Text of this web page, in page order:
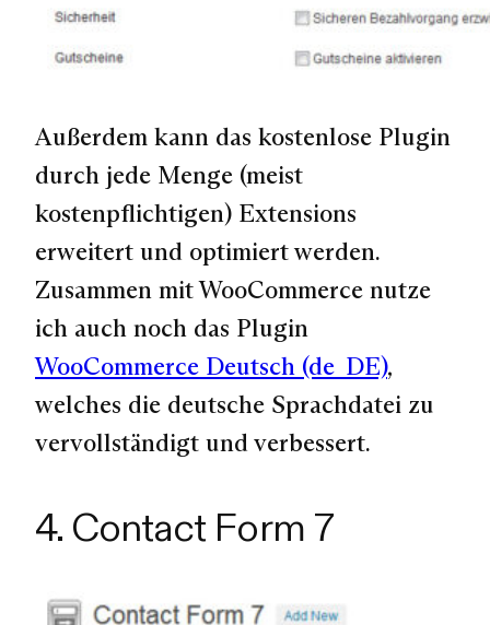
Außerdem kann das kostenlose Plugin
durch jede Menge (meist
kostenpflichtigen) Extensions
erweitert und optimiert werden.
Zusammen mit WooCommerce nutze
ich auch noch das Plugin
WooCommerce Deutsch (de_DE),
welches die deutsche Sprachdatei zu
vervollständigt und verbessert.
4. Contact Form 7